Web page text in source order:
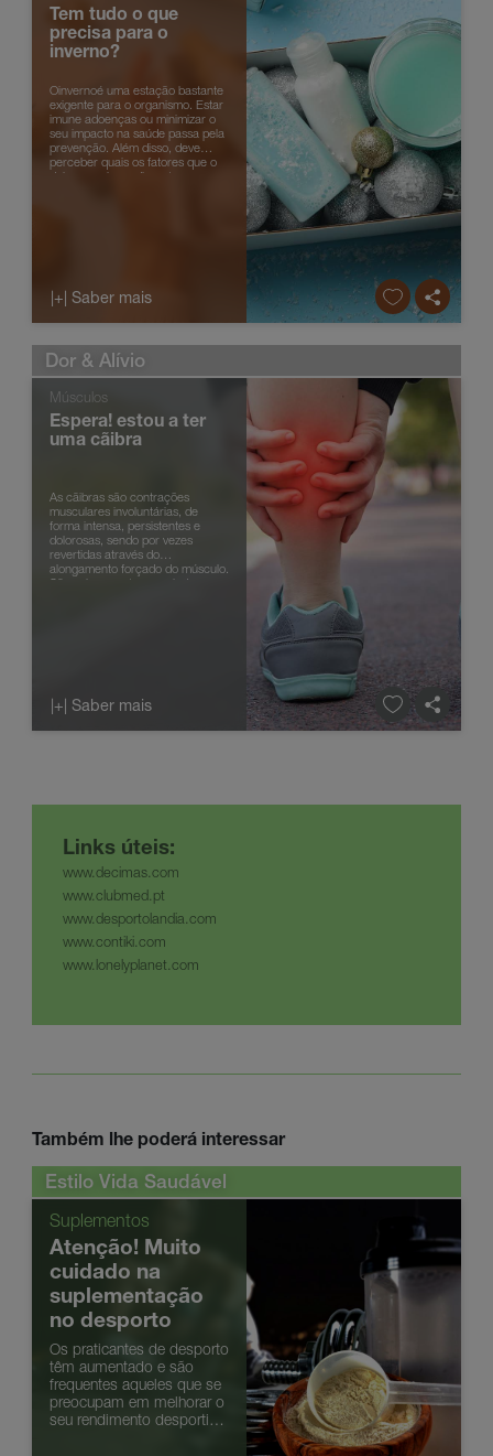
Tem tudo o que
precisa para o
inverno?
Oinvernoé uma estação bastante
exigente para o organismo. Estar
imune adoenças ou minimizar o
seu impacto na saúde passa pela
prevenção. Além disso, deve
perceber quais os fatores que o
deixam mais predisposto a
|+| Saber mais
Dor & Alívio
Músculos
Espera! estou a ter
uma cãibra
As cãibras são contrações
musculares involuntárias, de
forma intensa, persistentes e
dolorosas, sendo por vezes
revertidas através do
alongamento forçado do músculo.
São vulgarmente associadas a
|+| Saber mais
Links úteis:
www.decimas.com
www.clubmed.pt
www.desportolandia.com
www.contiki.com
www.lonelyplanet.com
Também lhe poderá interessar
Estilo Vida Saudável
Suplementos
Atenção! Muito
cuidado na
suplementação
no desporto
Os praticantes de desporto
têm aumentado e são
frequentes aqueles que se
preocupam em melhorar o
seu rendimento desportivo.